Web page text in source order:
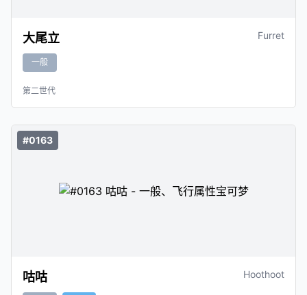
大尾立 Furret
一般
第二世代
#0163
咕咕 Hoothoot